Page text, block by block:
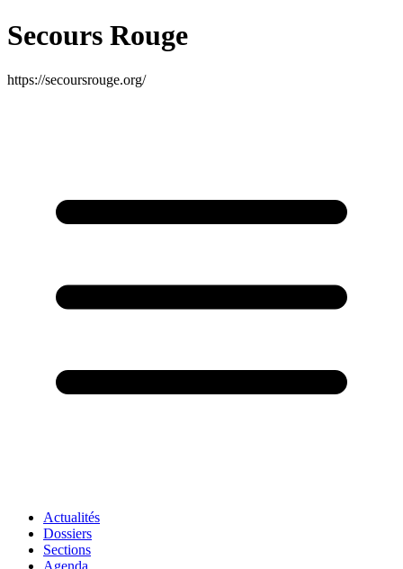
Secours Rouge
https://secoursrouge.org/
Actualités
Dossiers
Sections
Agenda